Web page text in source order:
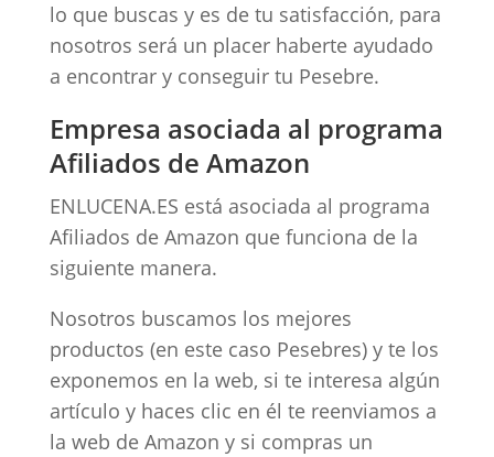
lo que buscas y es de tu satisfacción, para
nosotros será un placer haberte ayudado
a encontrar y conseguir tu Pesebre.
Empresa asociada al programa
Afiliados de Amazon
ENLUCENA.ES está asociada al programa
Afiliados de Amazon que funciona de la
siguiente manera.
Nosotros buscamos los mejores
productos (en este caso Pesebres) y te los
exponemos en la web, si te interesa algún
artículo y haces clic en él te reenviamos a
la web de Amazon y si compras un